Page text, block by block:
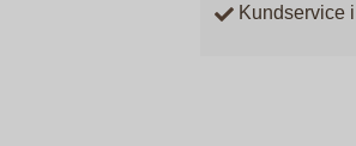
Kundservice